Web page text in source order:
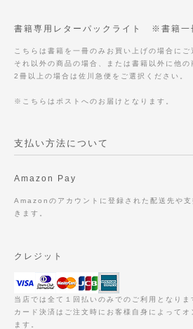
書籍専用レターパックライト ※書籍一
こちらは書籍を一冊のみお買い上げの場合にご
それ以外の商品の場合、または書籍以外に他
2冊以上の場合は佐川急便をご選択ください。
※こちらはポストへのお届けとなります。
支払い方法について
Amazon Pay
Amazonのアカウントに登録された配送先や
きます。
クレジット
当店では全て１回払いのみでのご利用となりま
カード決済はご注文時にお客様自身によってオ
ます。